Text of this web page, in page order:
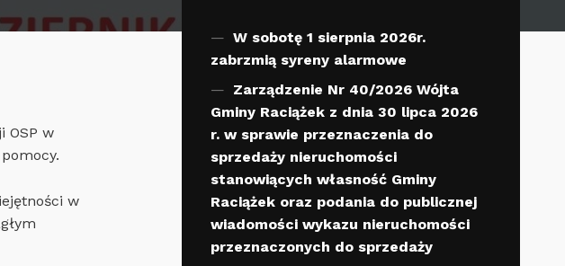
OSP w
w
W sobotę 1 sierpnia 2026r.
zabrzmią syreny alarmowe
Zarządzenie Nr 40/2026 Wójta
Gminy Raciążek z dnia 30 lipca 2026
r. w sprawie przeznaczenia do
sprzedaży nieruchomości
stanowiących własność Gminy
Raciążek oraz podania do publicznej
wiadomości wykazu nieruchomości
przeznaczonych do sprzedaży